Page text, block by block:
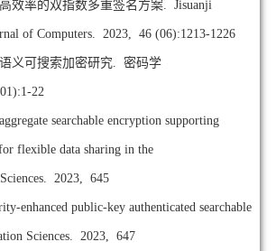
效率的双指数多重签名方案. Jisuanji
of Computers. 2023, 46 (06):1213-1226
义可搜索加密研究. 密码学
22
searchable encryption supporting
flexible data sharing in the
2023, 645
enhanced public-key authenticated searchable
Sciences. 2023, 647